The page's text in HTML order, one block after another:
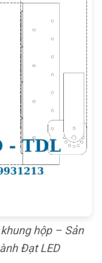
hộp – Sản
Đạt LED